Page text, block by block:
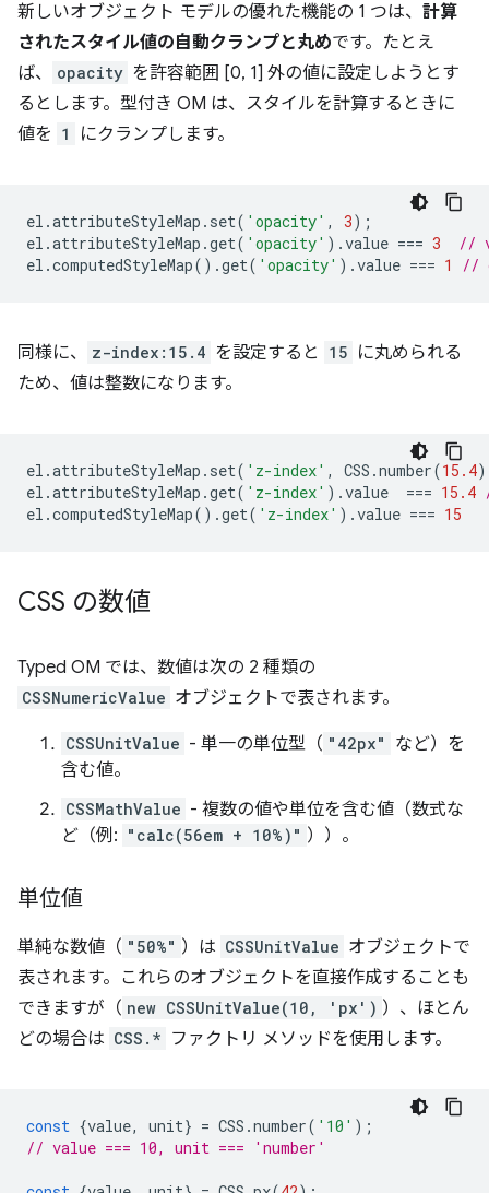
新しいオブジェクト モデルの優れた機能の 1 つは、 計算
されたスタイル値の自動クランプと丸めです。たとえ
ば、
opacity を許容範囲 [0, 1] 外の値に設定しようとす
るとします。型付き OM は、スタイルを計算するときに
値を 1 にクランプします。
el .attributeStyleMap . set( 'opacity' , 3);
el .attributeStyleMap .get( 'opacity' ).value === 3
//
el .computedStyleMap().get( 'opacity' ).value === 1 //
同様に、 z-index:15.4 を設定すると 15 に丸められる
ため、値は整数になります。
el .attributeStyleMap . set( 'z-index' , CSS .number(15.4
el .attributeStyleMap .get( 'z-index' ).value === 15.4
el .computedStyleMap().get( 'z-index' ).value === 15
CSS の数値
Typed OM では、数値は次の 2 種類の
CSSNumericValue オブジェクトで表されます。
CSSUnitValue - 単一の単位型（ "42px"
など）を
含む値。
CSSMathValue - 複数の値や単位を含む値（数式な
ど（例: "calc(56em + 10%)" ））。
単位値
単純な数値（ "50%" ）は CSSUnitValue オブジェクトで
表されます。これらのオブジェクトを直接作成することも
できますが（ new CSSUnitValue(10, 'px') ）、ほとん
どの場合は CSS.* ファクトリ メソッドを使用します。
const {value, unit} = CSS .number( '10' );
// value === 10, unit === 'number'